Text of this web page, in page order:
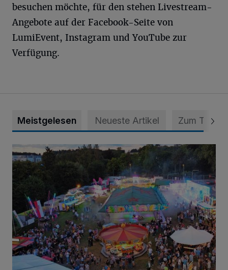
besuchen möchte, für den stehen Livestream-
Angebote auf der Facebook-Seite von
LumiEvent, Instagram und YouTube zur
Verfügung.
Meistgelesen Neueste Artikel Zum Thema
Vier Tage mit vollem Programm